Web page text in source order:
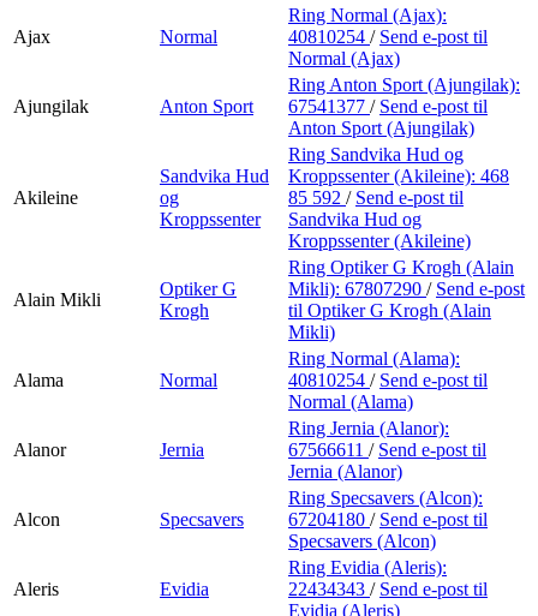
Ajax Normal
Ring Normal (Ajax):
40810254 / Send e-post til
Normal (Ajax)
Ajungilak Anton Sport
Ring Anton Sport (Ajungilak):
67541377 / Send e-post til
Anton Sport (Ajungilak)
Akileine
Sandvika Hud
og
Kroppssenter
Ring Sandvika Hud og
Kroppssenter (Akileine): 468
85 592 / Send e-post til
Sandvika Hud og
Kroppssenter (Akileine)
Alain Mikli
Optiker G
Krogh
Ring Optiker G Krogh (Alain
Mikli): 67807290 / Send e-post
til Optiker G Krogh (Alain
Mikli)
Alama Normal
Ring Normal (Alama):
40810254 / Send e-post til
Normal (Alama)
Alanor Jernia
Ring Jernia (Alanor):
67566611 / Send e-post til
Jernia (Alanor)
Alcon Specsavers
Ring Specsavers (Alcon):
67204180 / Send e-post til
Specsavers (Alcon)
Aleris Evidia
Ring Evidia (Aleris):
22434343 / Send e-post til
Evidia (Aleris)